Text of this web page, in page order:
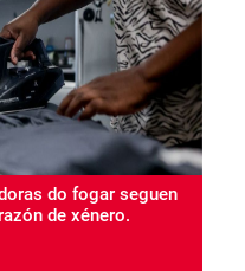
do fogar seguen
de xénero.